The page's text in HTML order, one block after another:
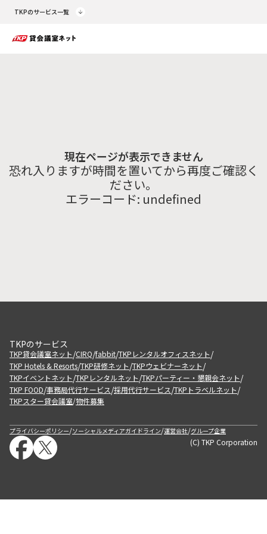
TKPのサービス一覧
現在ページが表示できません
恐れ入りますが時間を置いてから再度ご確認く
ださい。
エラーコード: undefined
TKPのサービス
TKP貸会議室ネット/CIRQ/fabbit/TKPレンタルオフィスネット/
TKP Hotels & Resorts/TKP研修ネット/TKPウェビナーネット/
TKPイベントネット/TKPレンタルネット/TKPパーティー・懇親会ネット/
TKP FOOD/事務局代行サービス/採用代行サービス/TKPトラベルネット/
TKPスター貸会議室/物件募集
プライバシーポリシー/ソーシャルメディアガイドライン/運営会社/グループ企業
(C) TKP Corporation